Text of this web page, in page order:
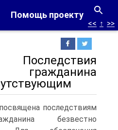
Помощь проекту
<< ↑ >>
гражданина
последствиям
безвестно